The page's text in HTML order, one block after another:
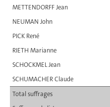
METTENDORFF Jean
NEUMAN John
PICK René
RIETH Marianne
SCHOCKMEL Jean
SCHUMACHER Claude
Total suffrages